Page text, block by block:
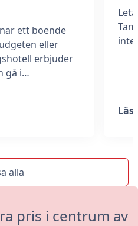
ett boende
eller
erbjuder
gå i…
inte
Läs
alla
pris i centrum av